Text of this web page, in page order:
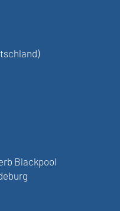
Blackpool